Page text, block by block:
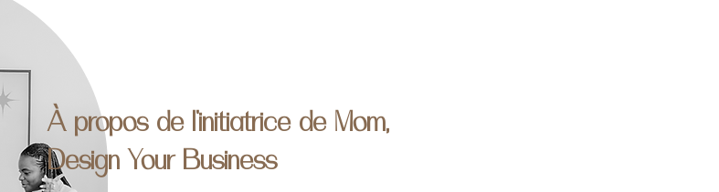
À propos de l'initiatrice de Mom,
Design Your Business